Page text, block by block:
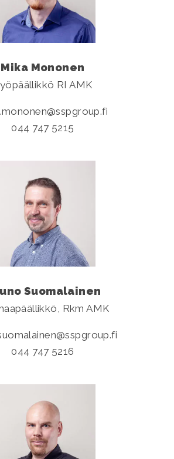
Mika Mononen
RI AMK
sspgroup.fi
044 747 5215
Suomalainen
Rkm AMK
sspgroup.fi
044 747 5216